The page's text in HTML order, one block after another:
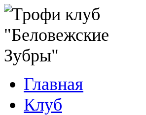
Главная
Клуб